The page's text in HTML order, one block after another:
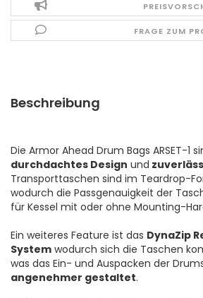
FRAGE ZUM
Beschreibung
Die Armor Ahead Drum Bags ARSET-1
durchdachtes Design und
Transporttaschen sind im Teardrop-
wodurch die Passgenauigkeit der
für Kessel mit oder ohne Mounting-
Ein weiteres Feature ist das DynaZip
System wodurch sich die Taschen
was das Ein- und Auspacken der
angenehmer gestaltet.